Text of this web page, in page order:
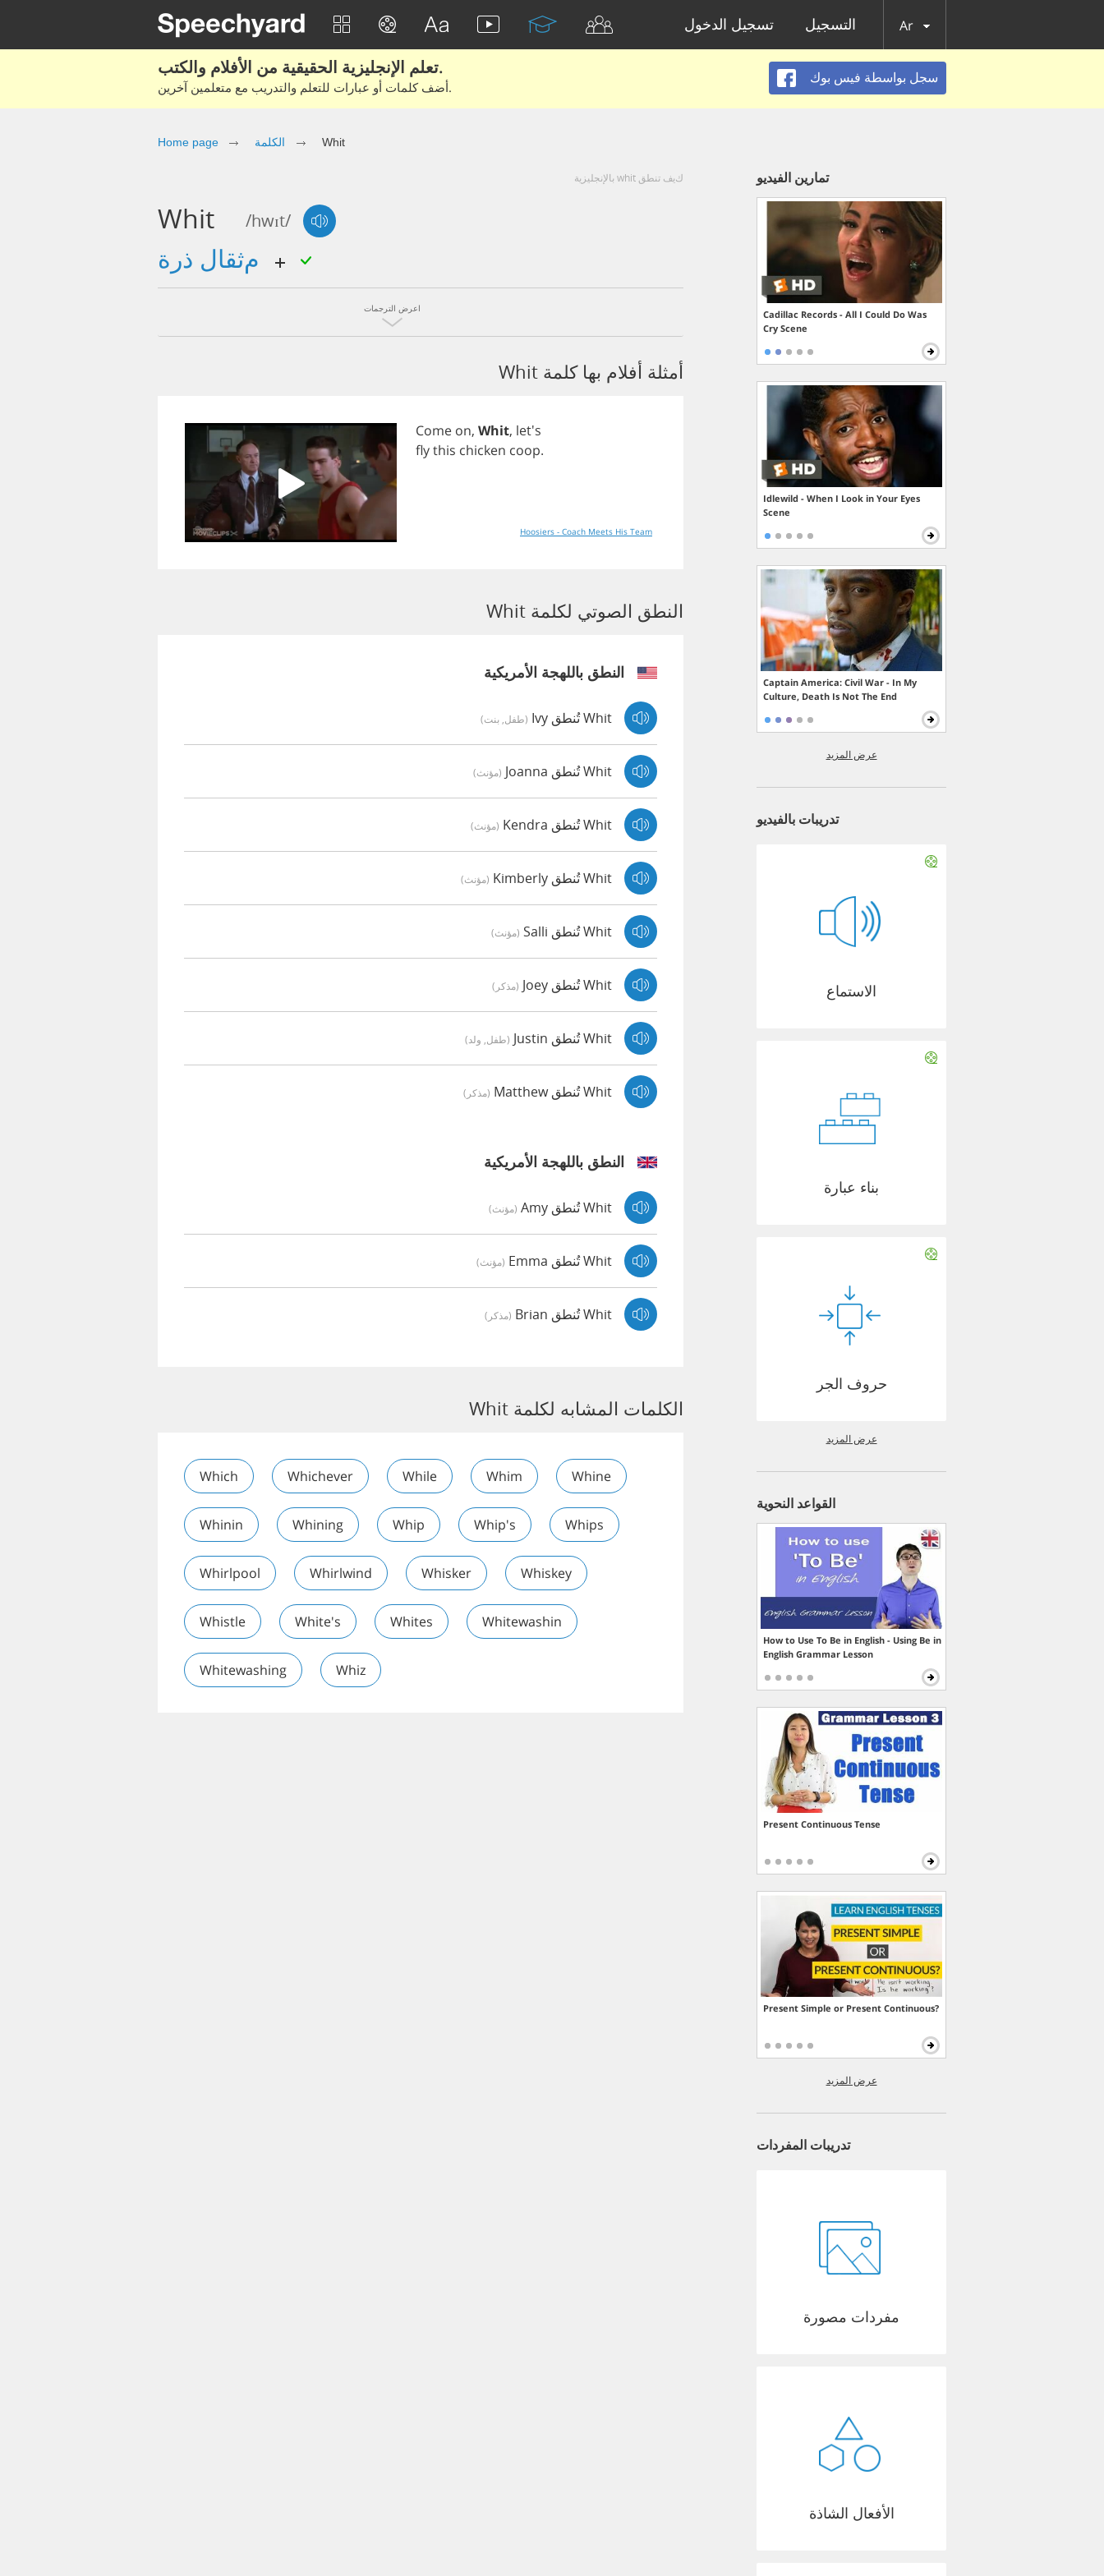
تسجيل الدخول التسجيل Ar
تعلم الإنجليزية الحقيقية من الأفلام والكتب.
أضف كلمات أو عبارات للتعلم والتدريب مع متعلمين آخرين.
سجل بواسطة فيس بوك
Home page الكلمة Whit
كيف تنطق whit بالإنجليزية
Whit /hwɪt/
اعرض الترجمات
أمثلة أفلام بها كلمة Whit
Come on, Whit, let's
flythis chicken coop.
Hoosiers - Coach Meets His Team
النطق الصوتي لكلمة Whit
النطق باللهجة الأمريكية
Whit تُنطق Ivy (طفل, بنت)
Whit تُنطق Joanna (مؤنث)
Whit تُنطق Kendra (مؤنث)
Whit تُنطق Kimberly (مؤنث)
Whit تُنطق Salli (مؤنث)
Whit تُنطق Joey (مذكر)
Whit تُنطق Justin (طفل, ولد)
Whit تُنطق Matthew (مذكر)
النطق باللهجة الأمريكية
Whit تُنطق Amy (مؤنث)
Whit تُنطق Emma (مؤنث)
Whit تُنطق Brian (مذكر)
الكلمات المشابه لكلمة Whit
Which Whichever While Whim Whine
Whinin Whining Whip Whip's Whips
Whirlpool Whirlwind Whisker Whiskey
Whistle White's Whites Whitewashin
Whitewashing Whiz
تمارين الفيديو
Cadillac Records - All I Could Do Was
Cry Scene
Idlewild - When I Look in Your Eyes
Scene
Captain America: Civil War - In My
Culture, Death Is Not The End
عرض المزيد
تدريبات بالفيديو
الاستماع
بناء عبارة
حروف الجر
عرض المزيد
القواعد النحوية
How to Use To Be in English - Using Be in
English Grammar Lesson
Present Continuous Tense
Present Simple or Present Continuous?
عرض المزيد
تدريبات المفردات
مفردات مصورة
الأفعال الشاذة